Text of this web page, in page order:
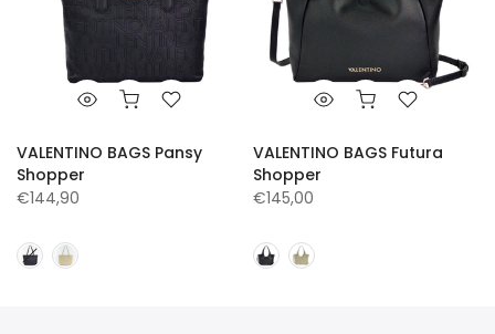
VALENTINO BAGS Pansy
Shopper
€144,90
VALENTINO BAGS Futura
Shopper
€145,00